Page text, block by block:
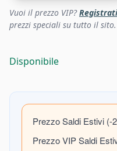
Vuoi il prezzo VIP?
prezzi speciali su tutto il sito.
Disponibile
Prezzo Saldi Estivi (-
Prezzo VIP Saldi